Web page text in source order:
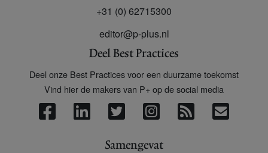
+31 (0) 62715300
editor@p-plus.nl
Deel Best Practices
Deel onze Best Practices voor een duurzame toekomst
Vind hier de makers van P+ op de social media
Samengevat